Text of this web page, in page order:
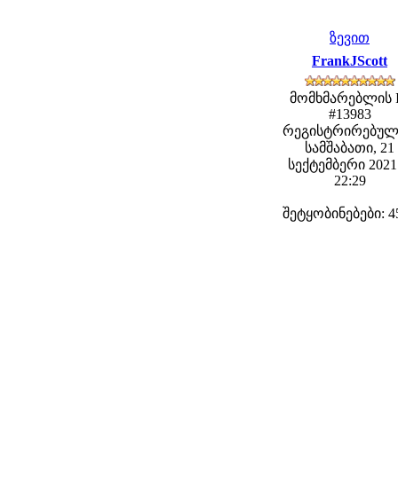
ზევით
FrankJScott
მომხმარებლის
#13983
სამშაბათი, 21
სექტემბერი
22:29
შეტყობინებები: